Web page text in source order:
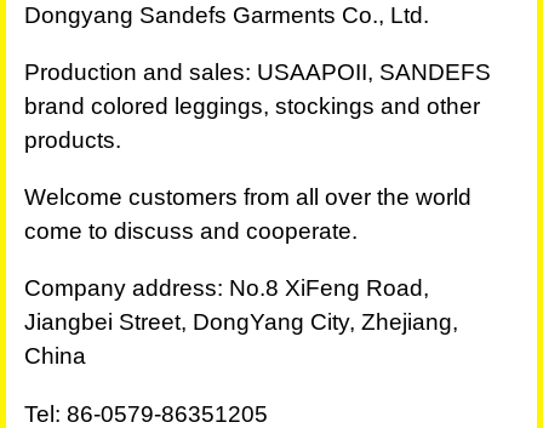
Dongyang Sandefs Garments Co., Ltd.
Production and sales: USAAPOII, SANDEFS
brand colored leggings, stockings and other
products.
Welcome customers from all over the world
come to discuss and cooperate.
Company address: No.8 XiFeng Road,
Jiangbei Street, DongYang City, Zhejiang,
China
Tel: 86-0579-86351205